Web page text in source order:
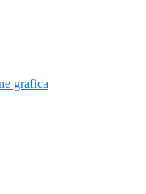
grafica